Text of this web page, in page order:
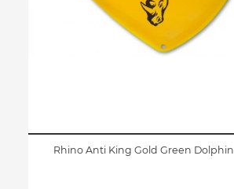
Rhino Anti King Gold Green Dolphin